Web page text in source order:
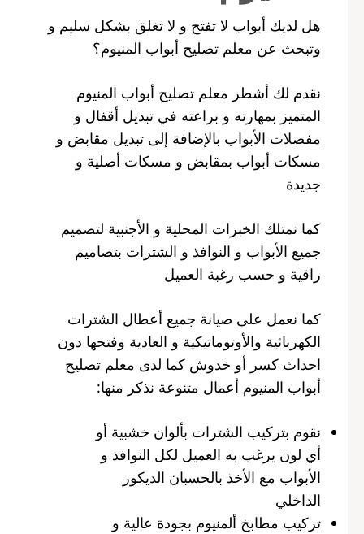
هل لديك أبواب لا تفتح و لا تغلق بشكل سليم و
وتبحث عن معلم تصليح أبواب المنيوم؟
نقدم لك أشطر معلم تصليح أبواب المنيوم
المتميز بمهارته و براعته في تبديل أقفال و
مفصلات الأبواب بالإضافة إلى تبديل مقابض و
مسكات أبواب بمقابض و مسكات أصلية و
جديدة
كما نمتلك الخبرات المحلية و الأجنبية لتصميم
جميع الأبواب و النوافذ و الشترات بتصاميم
راقية و حسب رغبة العميل
كما نعمل على صيانة جميع أعطال الشترات
الكهربائية والأوتوماتيكية و العادية وفتحها دون
احداث كسر أو خدوش كما لدى معلم تصليح
أبواب المنيوم أعمال متنوعة نذكر منها:
نقوم بتركيب الشترات بألوان خشبية أو
أي لون يرغب به العميل لكل النوافذ و
الأبواب مع الأخذ بالحسبان الديكور
الداخلي
تركيب مطابخ ألمنيوم بجودة عالية و